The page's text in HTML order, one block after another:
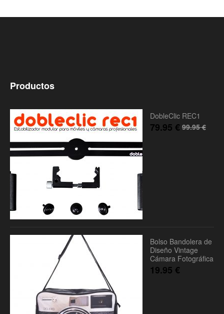
Productos
DobleClic REC1
99.95€
79.95 €
Bolso Bandolera de
Diseño Vintage
Cámara Fotográfica
19.95 €